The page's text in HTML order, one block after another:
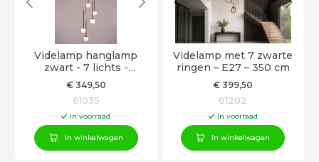
Videlamp hanglamp
zwart - 7 lichts -
marmerlook glazen
bollen - 350cm
€349,50
61035
In voorraad
In winkelwagen
Videlamp met 7 zwarte
ringen – E27 – 350 cm
€ 399,50
61202
In voorraad
In winkelwagen